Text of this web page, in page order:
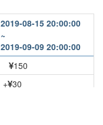
2019-08-15 20:00:00
~
2019-09-09 20:00:00
150
+ 30